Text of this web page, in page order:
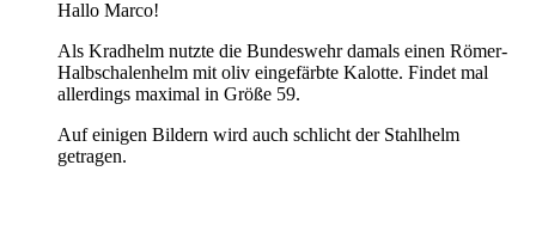
Hallo Marco!
Als Kradhelm nutzte die Bundeswehr damals einen Römer-
Halbschalenhelm mit oliv eingefärbte Kalotte. Findet mal
allerdings maximal in Größe 59.
Auf einigen Bildern wird auch schlicht der Stahlhelm
getragen.